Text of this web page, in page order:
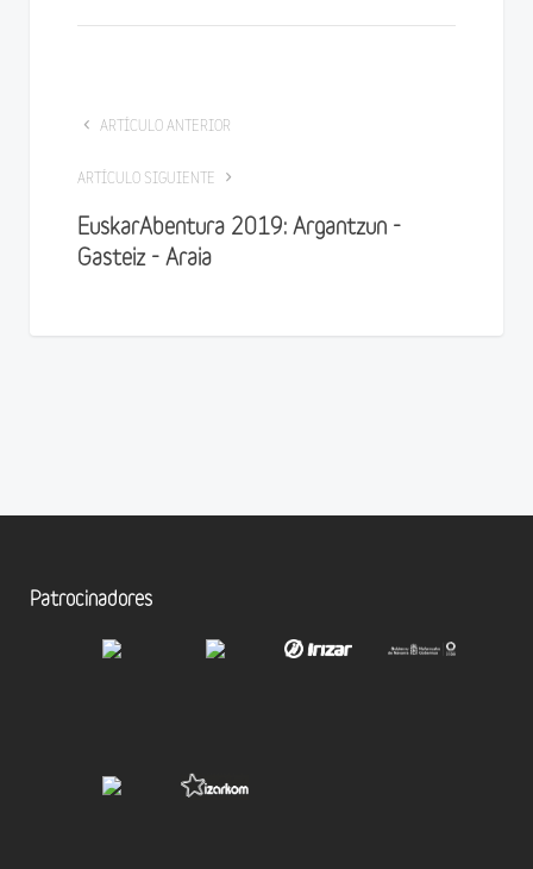
ARTÍCULO ANTERIOR
ARTÍCULO SIGUIENTE
EuskarAbentura 2019: Argantzun -
Gasteiz - Araia
Patrocinadores